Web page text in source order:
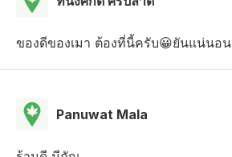
ของดีของเมา ต้องที่นี้ครับ😀ยันแน่นอน
Panuwat Mala